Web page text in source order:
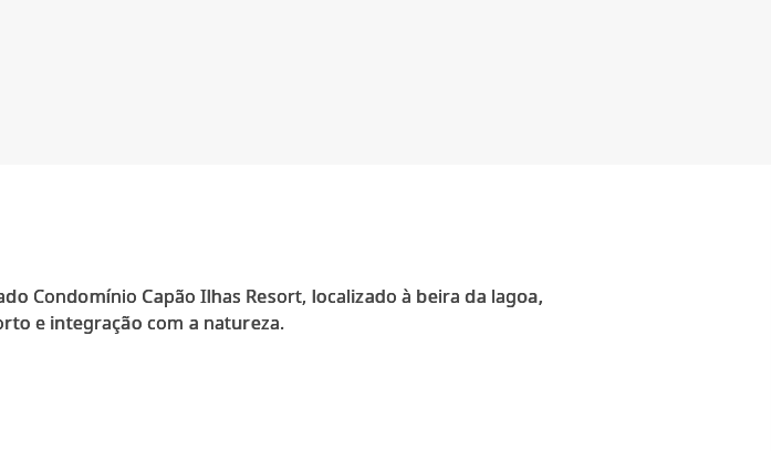
Condomínio Capão Ilhas Resort, localizado à beira da lagoa,
e integração com a natureza.